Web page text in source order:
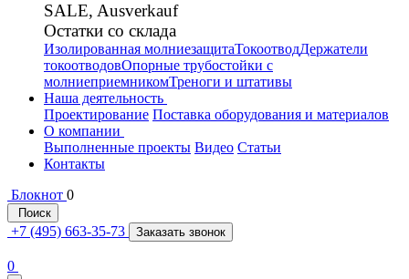
SALE, Ausverkauf
Остатки со склада
Изолированная молниезащитаТокоотводДержатели
токоотводовОпорные трубостойки с
молниеприемникомТреноги и штативы
Наша деятельность
Проектирование Поставка оборудования и материалов
О компании
Выполненные проекты Видео Статьи
Контакты
Блокнот 0
Поиск
+7 (495) 663-35-73 Заказать звонок
0